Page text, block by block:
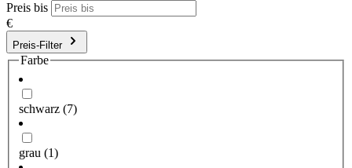
Preis bis
€
Preis-Filter
Farbe
schwarz (7)
grau (1)